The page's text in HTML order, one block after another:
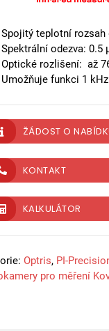
Spojitý teplotní rozsah
Spektrální odezva: 0.5
Optické rozlišení: až
Umožňuje funkci 1
ŽÁDOST O
KONTAKT
KALKULÁTOR
Optris, PI-
pro měření